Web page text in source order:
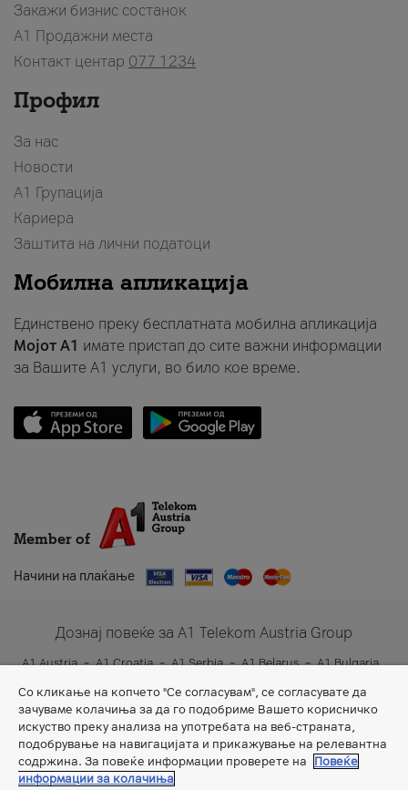
Закажи бизнис состанок
A1 Продажни места
Контакт центар 077 1234
Профил
За нас
Новости
А1 Групација
Кариера
Заштита на лични податоци
Мобилна апликација
Единствено преку бесплатната мобилна апликација
Мојот A1 имате пристап до сите важни информации
за Вашите A1 услуги, во било кое време.
Member of
Начини на плаќање
Дознај повеќе за A1 Telekom Austria Group
A1 Austria A1 Croatia A1 Serbia A1 Belarus
A1 Bulgaria
A1 Slovenia
A1 Digital
Со кликање на копчето "Се согласувам", се согласувате да
зачуваме колачиња за да го подобриме Вашето корисничко
искуство преку анализа на употребата на веб-страната,
подобрување на навигацијата и прикажување на релевантна
содржина. За повеќе информации проверете на
Повеќе
информации за колачиња